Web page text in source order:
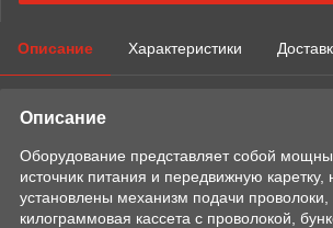
Описание Характеристики
Описание
Оборудование представляет собой
источник питания и передвижную каретку,
установлены механизм подачи проволоки,
килограммовая кассета с проволокой,